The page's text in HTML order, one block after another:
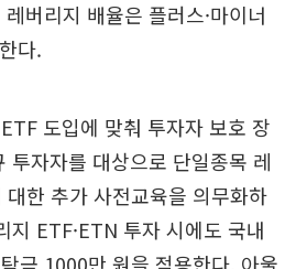
버리지 배율은 플러스·마이너
다.
도입에 맞춰 투자자 보호 장
투자자를 대상으로 단일종목 레
대한 추가 사전교육을 의무화하
지 ETF·ETN 투자 시에도 국내
금 1000만 원을 적용한다. 아울